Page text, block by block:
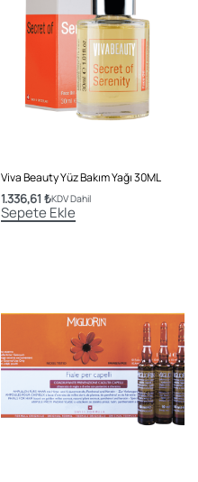
Viva Beauty Yüz Bakım Yağı 30ML
1.336,61 ₺KDV Dahil
Sepete Ekle